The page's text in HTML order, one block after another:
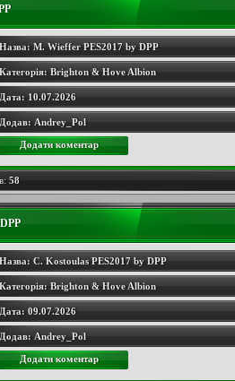
Назва: M. Wieffer PES2017 by DPP
Категорія: Brighton & Hove Albion
Дата: 10.07.2026
Додав: Andrey_Pol
Додати коментар
58
Назва: C. Kostoulas PES2017 by DPP
Категорія: Brighton & Hove Albion
Дата: 09.07.2026
Додав: Andrey_Pol
Додати коментар